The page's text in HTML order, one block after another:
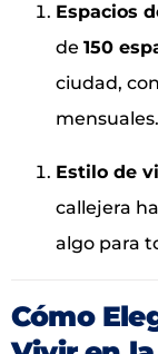
Espacios
de 150
ciudad,
mensuales.
Estilo de
callejera
algo para
Cómo